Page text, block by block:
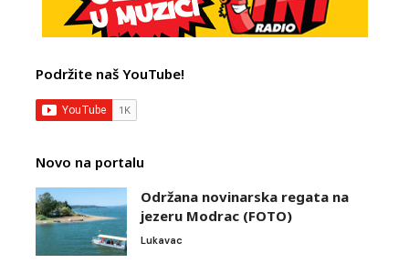
Podržite naš YouTube!
Novo na portalu
Održana novinarska regata na
jezeru Modrac (FOTO)
Lukavac